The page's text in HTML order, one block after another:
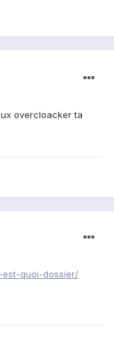
overcloacker ta
quoi-dossier/